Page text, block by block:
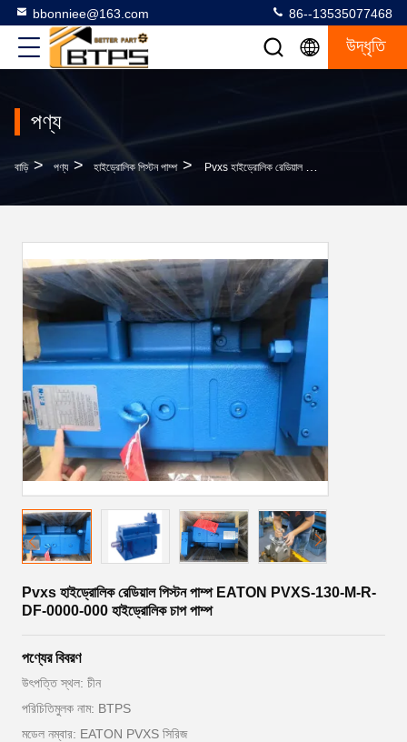
bbonniee@163.com 86--13535077468
উদ্ধৃতি
পণ্য
বাড়ি > পণ্য > হাইড্রোলিক পিস্টন পাম্প > Pvxs হাইড্রোলিক রেডিয়াল পিস্টন পাম্প EATON PVXS-130-M-R-DF-0000-000 হাইড্রোলিক চাপ পাম্প
Pvxs হাইড্রোলিক রেডিয়াল পিস্টন পাম্প EATON PVXS-130-M-R-
DF-0000-000 হাইড্রোলিক চাপ পাম্প
পণ্যের বিবরণ
উৎপত্তি স্থল: চীন
পরিচিতিমুলক নাম: BTPS
মডেল নম্বার: EATON PVXS সিরিজ